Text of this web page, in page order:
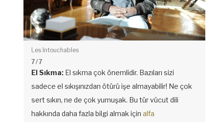
Les Intouchables
7/ 7
El Sıkma: El sıkma çok önemlidir. Bazıları sizi
sadece el sıkışınızdan ötürü işe almayabilir! Ne çok
sert sıkın, ne de çok yumuşak. Bu tür vücut dili
hakkında daha fazla bilgi almak için alfa